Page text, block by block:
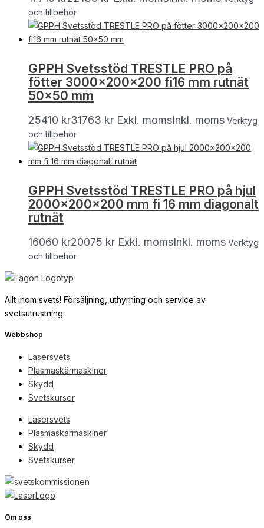
och tillbehör
GPPH Svetsstöd TRESTLE PRO på
fötter 3000x200x200 fi16 mm rutnät
50×50 mm
25410 kr31763 kr Exkl. momsInkl. moms Verktyg
och tillbehör
GPPH Svetsstöd TRESTLE PRO på hjul
2000x200x200 mm fi 16 mm diagonalt
rutnät
16060 kr20075 kr Exkl. momsInkl. moms Verktyg
och tillbehör
Allt inom svets! Försäljning, uthyrning och service av
svetsutrustning.
Webbshop
Lasersvets
Plasmaskärmaskiner
Skydd
Svetskurser
Lasersvets
Plasmaskärmaskiner
Skydd
Svetskurser
Om oss